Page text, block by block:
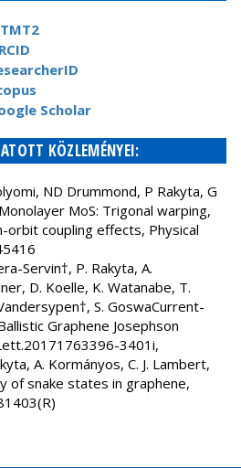
Scholar
KÖZLEMÉNYEI:
ND Drummond, P Rakyta, G
MoS: Trigonal warping,
orbit coupling effects, Physical
Servin†, P. Rakyta, A.
D. Koelle, K. Watanabe, T.
S. GoswaCurrent-
Graphene Josephson
3401i,
A. Kormányos, C. J. Lambert,
of snake states in graphene,